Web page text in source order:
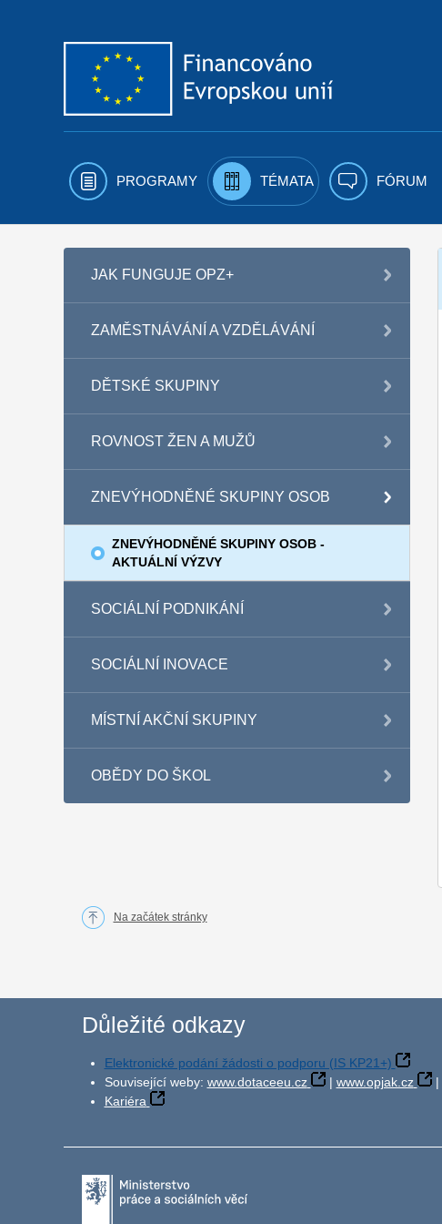
PROGRAMY TÉMATA FÓRUM
JAK FUNGUJE OPZ+
ZAMĚSTNÁVÁNÍ A VZDĚLÁVÁNÍ
DĚTSKÉ SKUPINY
ROVNOST ŽEN A MUŽŮ
ZNEVÝHODNĚNÉ SKUPINY OSOB
ZNEVÝHODNĚNÉ SKUPINY OSOB -
AKTUÁLNÍ VÝZVY
SOCIÁLNÍ PODNIKÁNÍ
SOCIÁLNÍ INOVACE
MÍSTNÍ AKČNÍ SKUPINY
OBĚDY DO ŠKOL
Na začátek stránky
Důležité odkazy
Elektronické podání žádosti o podporu (IS KP21+)
Související weby: www.dotaceeu.cz | www.opjak.cz |
Kariéra